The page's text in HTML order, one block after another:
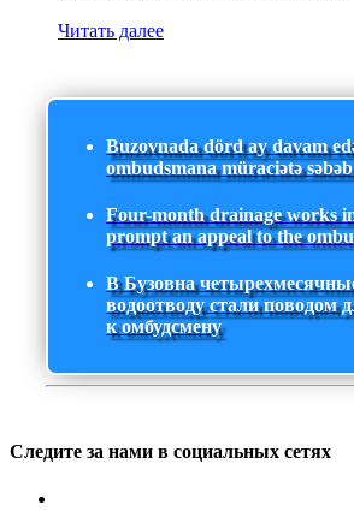
Читать далее
Buzovnada dörd ay davam
ombudsmana müraciətə
Four-month drainage works
prompt an appeal to the
В Бузовна
водоотводу стали поводом
к омбудсмену
Следите за нами в социальных сетях